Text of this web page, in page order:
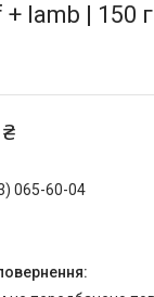
| 150 г
065-60-04